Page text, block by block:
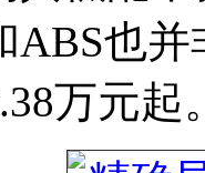
ABS也
万元起